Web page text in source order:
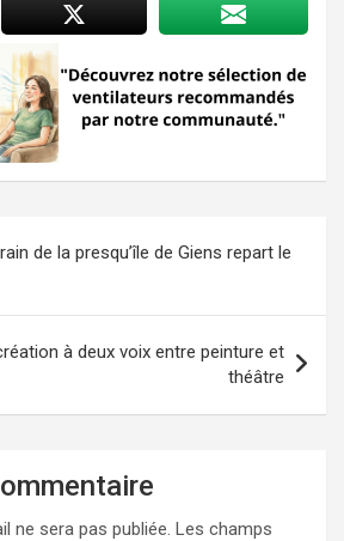
de la presqu’île de Giens repart le
à deux voix entre peinture et
théâtre
ne sera pas publiée. Les champs